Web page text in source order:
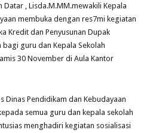
Datar , Lisda.M.MM.mewakili Kepala
membuka dengan res7mi kegiatan
Kredit dan Penyusunan Dupak
bagi guru dan Kepala Sekolah
30 November di Aula Kantor
Dinas Pendidikam dan Kebudayaan
semua guru dan kepala sekolah
menghadiri kegiatan sosialisasi